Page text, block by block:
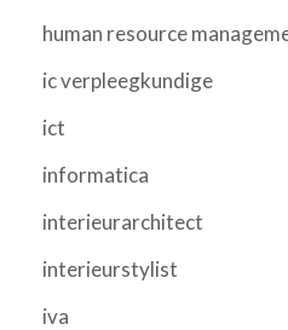
human resource
ic verpleegkundige
ict
informatica
interieurarchitect
interieurstylist
iva